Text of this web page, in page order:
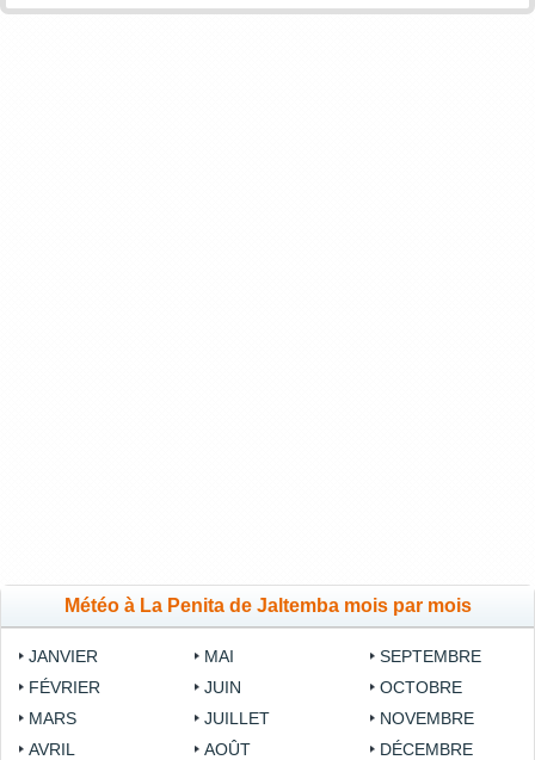
Météo à La Penita de Jaltemba mois par mois
JANVIER
FÉVRIER
MARS
AVRIL
MAI
JUIN
JUILLET
AOÛT
SEPTEMBRE
OCTOBRE
NOVEMBRE
DÉCEMBRE